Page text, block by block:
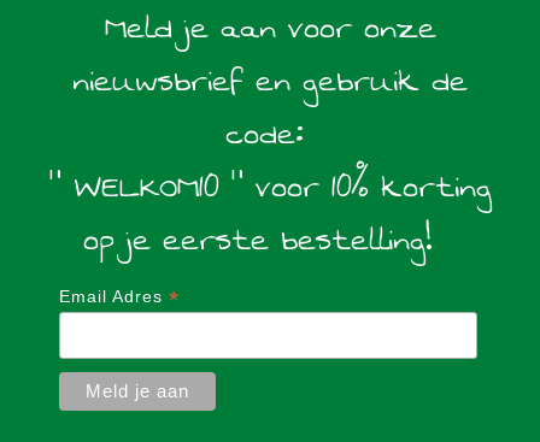
Meld je aan voor onze
nieuwsbrief en gebruik de
code:
" WELKOM10 " voor 10% korting
op je eerste bestelling!
Email Adres*